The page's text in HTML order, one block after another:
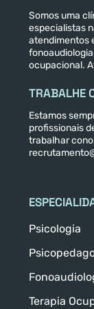
Somos uma
especialistas
atendimentos
ocupacional.
TRABALHE
Estamos
profissionais
trabalhar
Psicologia
Terapia